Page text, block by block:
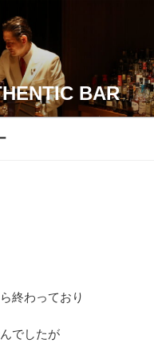
BAR
終わっており
でしたが